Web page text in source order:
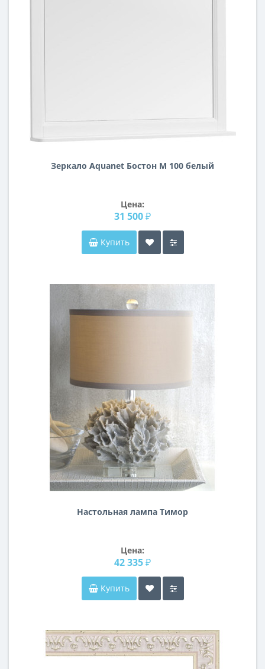
Зеркало Aquanet Бостон М 100 белый
Цена:
31 500 ₽
Купить
Настольная лампа Тимор
Цена:
42 335 ₽
Купить